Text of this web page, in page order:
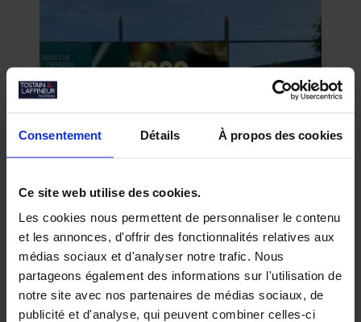
Consentement Détails À propos des cookies
Ce site web utilise des cookies.
Les cookies nous permettent de personnaliser le contenu
et les annonces, d'offrir des fonctionnalités relatives aux
médias sociaux et d'analyser notre trafic. Nous
partageons également des informations sur l'utilisation de
notre site avec nos partenaires de médias sociaux, de
publicité et d'analyse, qui peuvent combiner celles-ci